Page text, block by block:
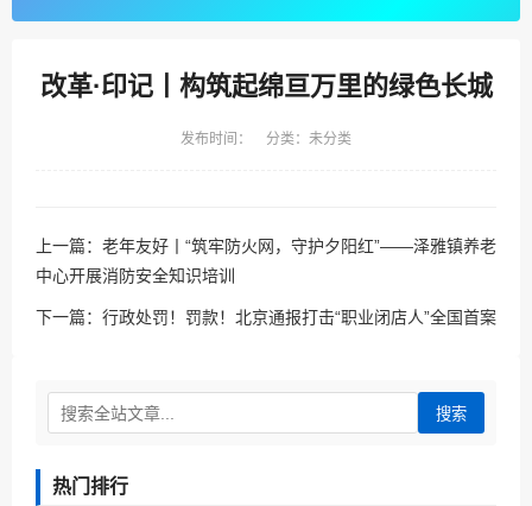
改革·印记丨构筑起绵亘万里的绿色长城
发布时间： 分类：未分类
上一篇： 老年友好丨“筑牢防火网，守护夕阳红”——泽雅镇养老
中心开展消防安全知识培训
下一篇： 行政处罚！罚款！北京通报打击“职业闭店人”全国首案
搜索
热门排行